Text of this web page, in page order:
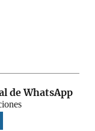
de WhatsApp